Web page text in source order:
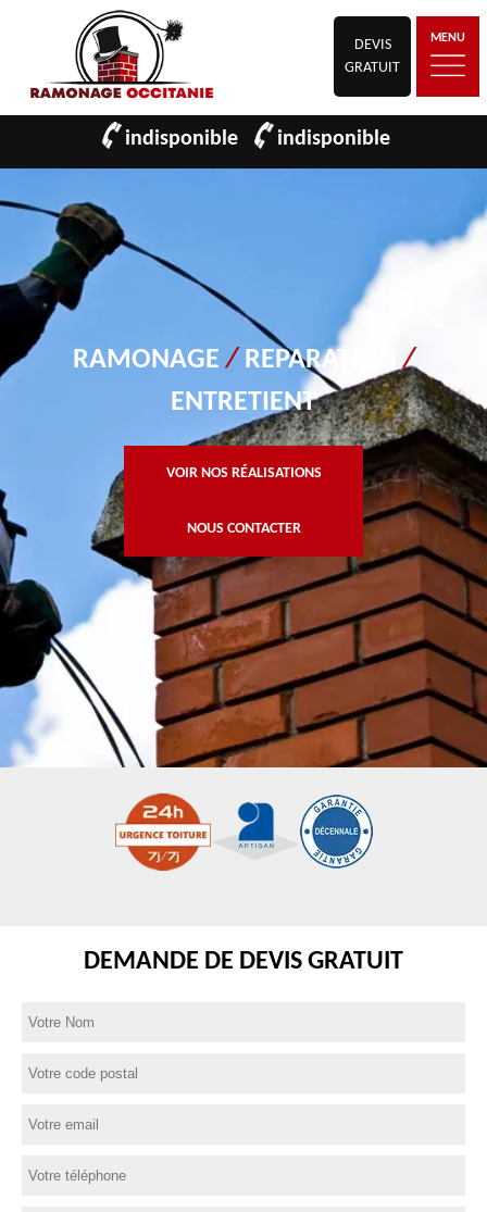
DEVIS
GRATUIT
MENU
indisponible indisponible
RAMONAGE/ REPARATION/
ENTRETIENT
VOIR NOS RÉALISATIONS
NOUS CONTACTER
DEMANDE DE DEVIS GRATUIT